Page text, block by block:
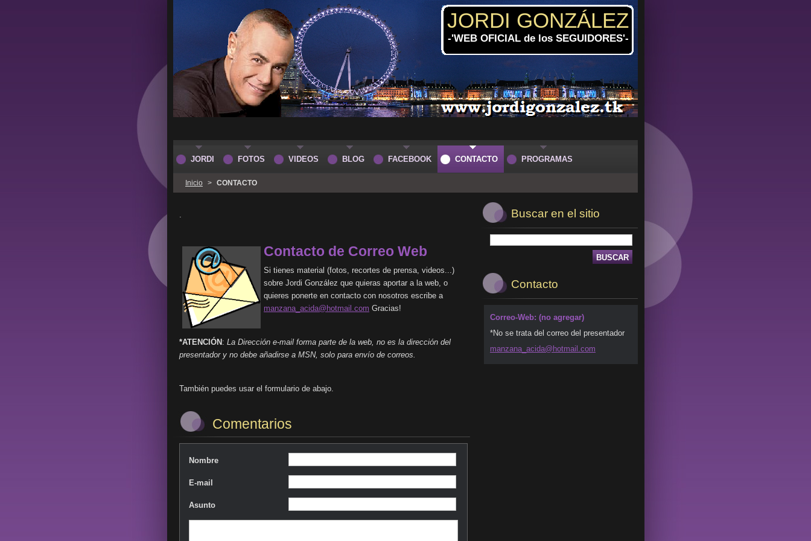
JORDI GONZÁLEZ
-'WEB OFICIAL de los SEGUIDORES'-
Inicio > CONTACTO
.
Contacto de Correo Web
Si tienes material (fotos, recortes de prensa, videos...)
sobre Jordi González que quieras aportar a la web, o
quieres ponerte en contacto con nosotros escribe a
manzana_acida@hotmail.com Gracias!
*ATENCIÓN : La Dirección e-mail forma parte de la web, no es la dirección del
presentador y no debe añadirse a MSN, solo para envío de correos.
También puedes usar el formulario de abajo.
Comentarios
Nombre
E-mail
Asunto
Buscar en el sitio
Contacto
Correo-Web: (no agregar)
*No se trata del correo del presentador
manzana_ acida@hotmail.com
JORDI FOTOS VIDEOS BLOG FACEBOOK CONTACTO PROGRAMAS